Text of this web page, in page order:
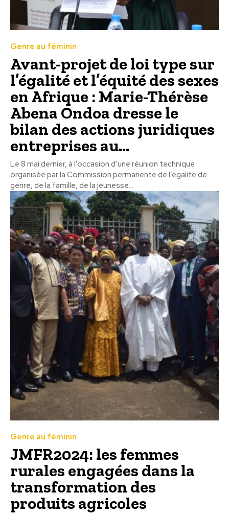
Genre au féminin
Avant-projet de loi type sur
l’égalité et l’équité des sexes
en Afrique : Marie-Thérèse
Abena Ondoa dresse le
bilan des actions juridiques
entreprises au...
Le 8 mai dernier, à l'occasion d’une réunion technique
organisée par la Commission permanente de l’égalité de
genre, de la famille, de la jeunesse...
Genre au féminin
JMFR2024: les femmes
rurales engagées dans la
transformation des
produits agricoles